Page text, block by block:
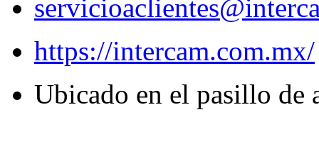
https://intercam.com.mx/
Ubicado en el pasillo de